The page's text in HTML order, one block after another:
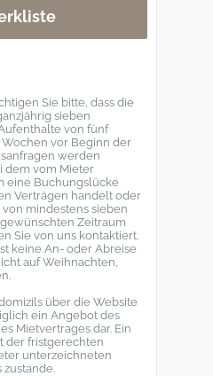
Sie bitte, dass die
sieben
von fünf
vor Beginn der
werden
dem vom Mieter
eine Buchungslücke
Verträgen handelt oder
mindestens sieben
Zeitraum
Sie von uns kontaktiert.
keine An- oder Abreise
auf Weihnachten,
über die Website
ein Angebot des
Mietvertrages dar. Ein
der fristgerechten
unterzeichneten